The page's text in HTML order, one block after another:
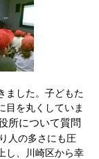
ました。子どもた
目を丸くしていま
所について質問
人の多さにも圧
し、川崎区から幸